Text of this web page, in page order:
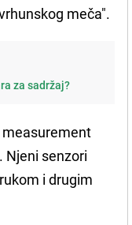
meča".
za sadržaj?
measurement
Njeni senzori
i drugim